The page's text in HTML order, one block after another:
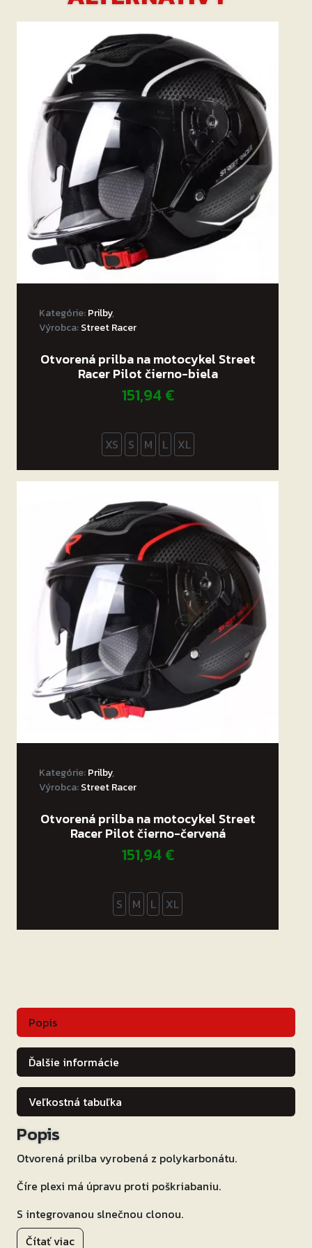
Kategórie:Prilby,
Výrobca:Street Racer
Otvorená prilba na motocykel Street
Racer Pilot čierno-biela
151,94€
XS S M L XL
Kategórie:Prilby,
Výrobca:Street Racer
Otvorená prilba na motocykel Street
Racer Pilot čierno-červená
151,94€
S M L XL
Popis
Ďalšie informácie
Veľkostná tabuľka
Popis
Otvorená prilba vyrobená z polykarbonátu.
Číre plexi má úpravu proti poškriabaniu.
S integrovanou slnečnou clonou.
Vyberateľný a prateľný interiér.
Čítať viac